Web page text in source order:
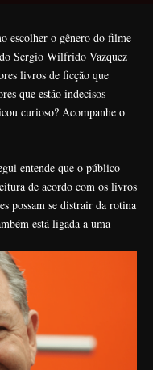
escolher o gênero do filme
Sergio Wilfrido Vazquez
livros de ficção que
que estão indecisos
curioso? Acompanhe o
entende que o público
de acordo com os livros
possam se distrair da rotina
está ligada a uma